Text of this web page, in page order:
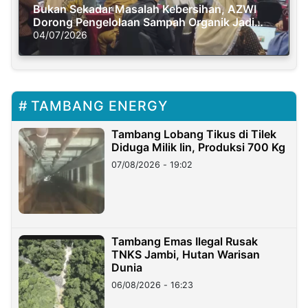
Bukan Sekadar Masalah Kebersihan, AZWI
Dorong Pengelolaan Sampah Organik Jadi
Solusi Krisis Iklim
04/07/2026
TAMBANG ENERGY
Tambang Lobang Tikus di Tilek
Diduga Milik Iin, Produksi 700 Kg
07/08/2026 - 19:02
Tambang Emas Ilegal Rusak
TNKS Jambi, Hutan Warisan
Dunia
06/08/2026 - 16:23